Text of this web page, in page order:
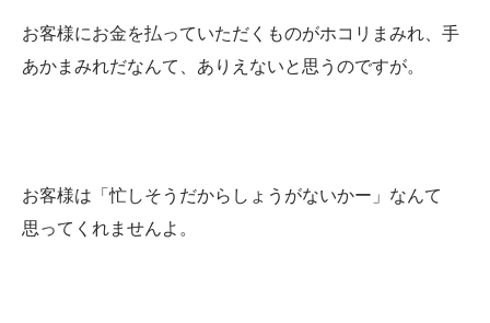
お客様にお金を払っていただくものがホコリまみれ、手
あかまみれだなんて、ありえないと思うのですが。
お客様は「忙しそうだからしょうがないかー」なんて
思ってくれませんよ。